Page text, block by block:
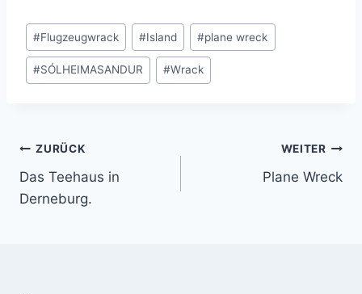
Schlagworte:
#Flugzeugwrack #Island #plane wreck
#SÓLHEIMASANDUR #Wrack
Beitragsnavigation
ZURÜCK
Das Teehaus in
Derneburg.
WEITER
Plane Wreck